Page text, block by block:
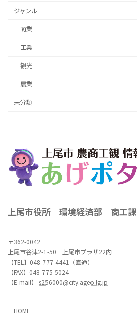
ジャンル
商業
工業
観光
農業
未分類
上尾市役所 環境経済部 商工課
〒362-0042
上尾市谷津2-1-50 上尾市プラザ22内
【TEL】048-777-4441（直通）
【FAX】048-775-5024
【E-mail】 s256000@city.ageo.lg.jp
HOME